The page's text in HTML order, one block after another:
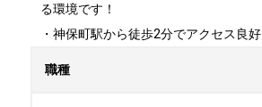
る環境です！
・神保町駅から徒歩2分でアクセス良好
職種